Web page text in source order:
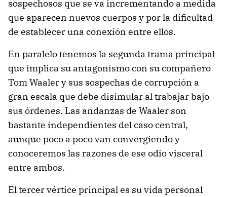
sospechosos que se va incrementando a medida
que aparecen nuevos cuerpos y por la dificultad
de establecer una conexión entre ellos.
En paralelo tenemos la segunda trama principal
que implica su antagonismo con su compañero
Tom Waaler y sus sospechas de corrupción a
gran escala que debe disimular al trabajar bajo
sus órdenes. Las andanzas de Waaler son
bastante independientes del caso central,
aunque poco a poco van convergiendo y
conoceremos las razones de ese odio visceral
entre ambos.
El tercer vértice principal es su vida personal